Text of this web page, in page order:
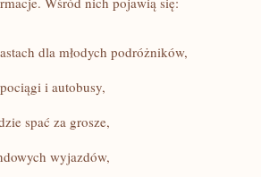
dla młodych podróżników,
i autobusy,
spać za grosze,
wyjazdów,